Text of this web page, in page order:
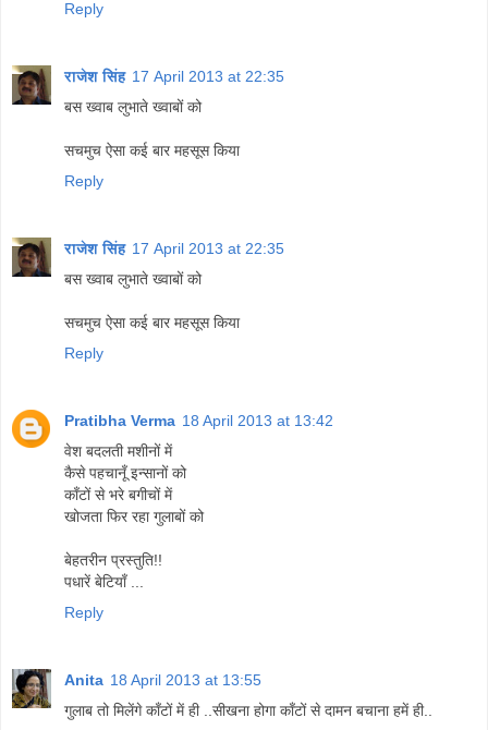
Reply
राजेश सिंह 17 April 2013 at 22:35
बस ख्वाब लुभाते ख्वाबों को
सचमुच ऐसा कई बार महसूस किया
Reply
राजेश सिंह 17 April 2013 at 22:35
बस ख्वाब लुभाते ख्वाबों को
सचमुच ऐसा कई बार महसूस किया
Reply
Pratibha Verma 18 April 2013 at 13:42
वेश बदलती मशीनों में
कैसे पहचानूँ इन्सानों को
काँटों से भरे बगीचों में
खोजता फिर रहा गुलाबों को
बेहतरीन प्रस्तुति!!
पधारें बेटियाँ ...
Reply
Anita 18 April 2013 at 13:55
गुलाब तो मिलेंगे काँटों में ही ..सीखना होगा काँटों से दामन बचाना हमें ही..